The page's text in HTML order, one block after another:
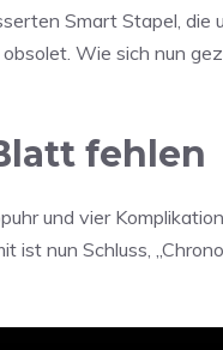
Smart Stapel, die
Wie sich nun
fehlen
und vier
ist nun Schluss,